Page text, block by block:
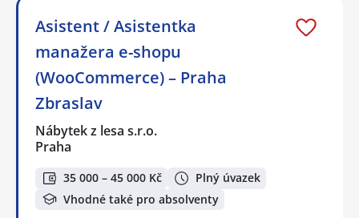
Asistent / Asistentka
manažera e-shopu
(WooCommerce) – Praha
Zbraslav
Nábytek z lesa s.r.o.
Praha
35 000 – 45 000 Kč
Plný úvazek
Vhodné také pro absolventy